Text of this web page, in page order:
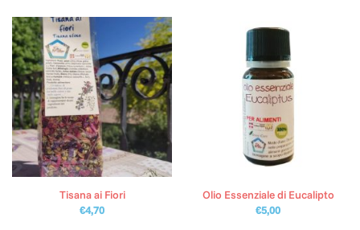
Tisana ai Fiori
€4,70
Olio Essenziale di Eucalipto
€5,00